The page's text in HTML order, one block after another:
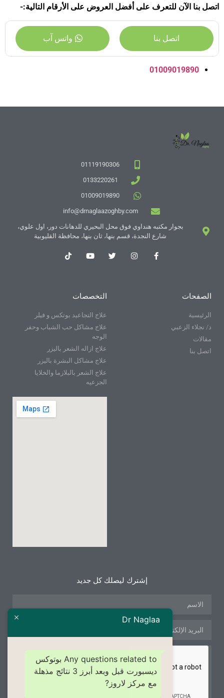
اتصل بنا الآن للتعرف على أفضل العروض على الأرقام التالية:-
اتصل بنا واتس آب
01009019890
01119190306
0133220261
01009019890
info@drnaglaazoghby.com
بجوار مكتبه هنداوي فوق محل البحيري للدهانات دور، اول علوي،
شارع النجدة، قسم بنها، ثان بنها، محافظة القليوبية
الصفحات
الرئيسية
د/ نجلاء الزعبي
مقالات
اتصل بنا
التخصصات
علاج التجاعيد بوتكس و فيلر
علاج مشاكل حب الشباب وحفر
الوجه
علاج ازاله الشعر باليزر
علاج مشاكل البشرة باليزر
علاج الشعر بالبلازما والخلايا
الجزعيه
إشترك ليصلك كل جديد
Dr Naglaa
Any questions related to بوتوكس
ديسبورت قبل وبعد أبرز 3 نتائج مذهلة
مع مركز لاروز?